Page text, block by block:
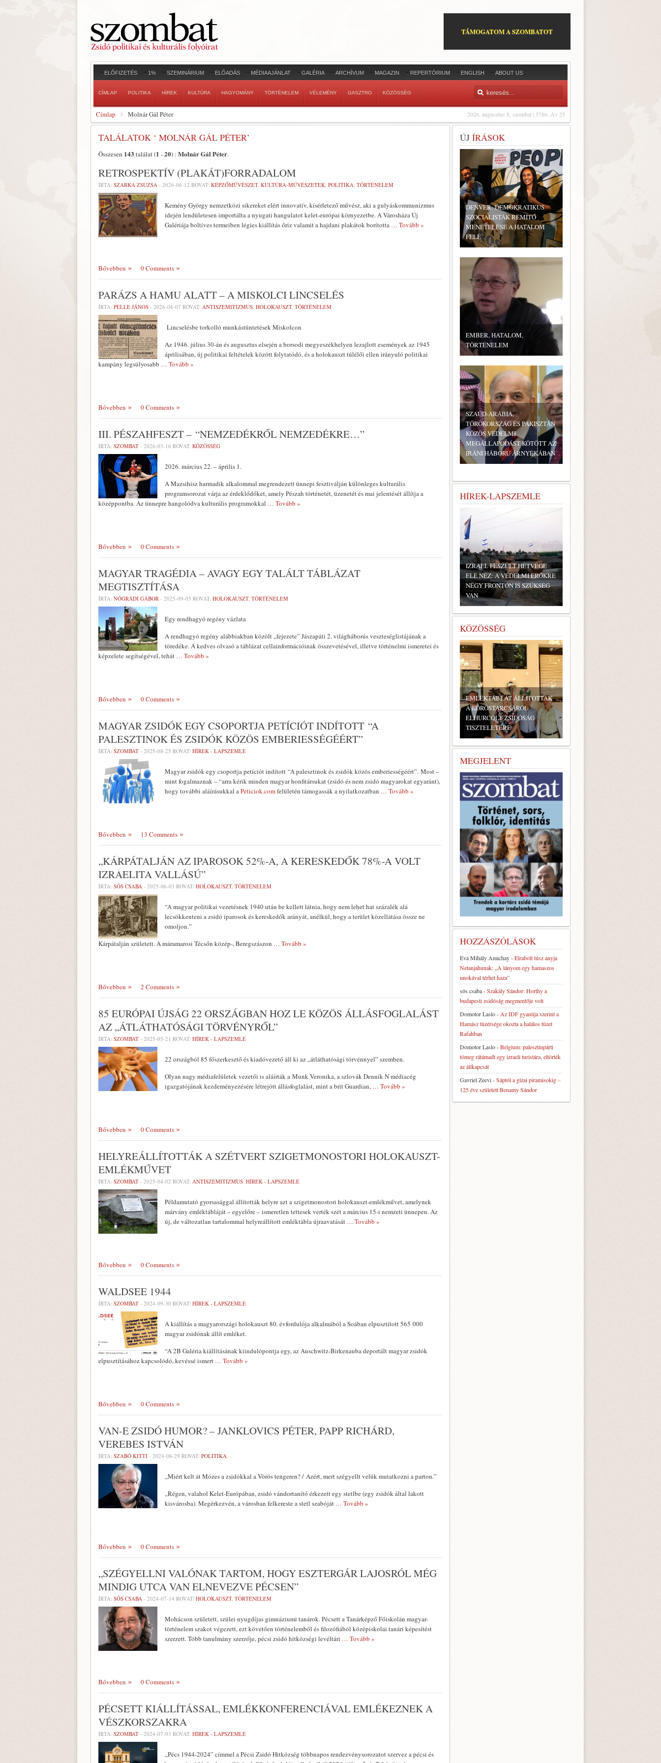
TÁMOGATOM A SZOMBATOT
ELŐFIZETÉS 1% SZEMINÁRIUM ELŐADÁS MÉDIAAJÁNLAT GALÉRIA ARCHÍVUM MAGAZIN REPERTÓRIUM ENGLISH ABOUT US
CÍMLAP POLITIKA HÍREK KULTÚRA HAGYOMÁNY TÖRTÉNELEM VÉLEMÉNY GASZTRO KÖZÖSSÉG
2026. augusztus 8, szombat | 5786. Áv 25
Címlap Molnár Gál Péter
TALÁLATOK ‘ MOLNÁR GÁL PÉTER’
Összesen 143 találat (1 -20) : Molnár Gál Péter.
RETROSPEKTÍV (PLAKÁT)FORRADALOM
ÍRTA: SZARKA ZSUZSA - 2026-06-12 ROVAT: KÉPZŐMŰVÉSZET, KULTÚRA-MŰVÉSZETEK, POLITIKA, TÖRTÉNELEM
Kemény György nemzetközi sikereket elért innovatív, kísérletező művész, aki a gulyáskommunizmus
idején lendületesen importálta a nyugati hangulatot kelet-európai környezetbe. A Városháza Új
Galériája boltíves termeiben légies kiállítás őriz valamit a hajdani plakátok borította … Tovább »
Bővebben 0 Comments
PARÁZS A HAMU ALATT – A MISKOLCI LINCSELÉS
ÍRTA: PELLE JÁNOS - 2026-04-07 ROVAT: ANTISZEMITIZMUS, HOLOKAUSZT, TÖRTÉNELEM
Lincselésbe torkolló munkástüntetések Miskolcon
Az 1946. július 30-án és augusztus elsején a borsodi megyeszékhelyen lezajlott események az 1945
áprilisában, új politikai feltételek között folytatódó, és a holokauszt túlélői ellen irányuló politikai
kampány legsúlyosabb … Tovább »
Bővebben 0 Comments
III. PÉSZAHFESZT – “NEMZEDÉKRŐL NEMZEDÉKRE…”
ÍRTA: SZOMBAT - 2026-03-16 ROVAT: KÖZÖSSÉG
2026. március 22. – április 1.
A Mazsihisz harmadik alkalommal megrendezett ünnepi fesztiválján különleges kulturális
programsorozat várja az érdeklődőket, amely Pészah történetét, üzenetét és mai jelentését állítja a
középpontba. Az ünnepre hangolódva kulturális programokkal … Tovább »
Bővebben 0 Comments
MAGYAR TRAGÉDIA – AVAGY EGY TALÁLT TÁBLÁZAT
MEGTISZTÍTÁSA
ÍRTA: NÓGRÁDI GÁBOR - 2025-09-05 ROVAT: HOLOKAUSZT, TÖRTÉNELEM
Egy rendhagyó regény vázlata
A rendhagyó regény alábbiakban közölt „fejezete” Jászapáti 2. világháborús veszteséglistájának a
töredéke. A kedves olvasó a táblázat cellainformációinak összevetésével, illetve történelmi ismeretei és
képzelete segítségével, tehát … Tovább »
Bővebben 0 Comments
MAGYAR ZSIDÓK EGY CSOPORTJA PETÍCIÓT INDÍTOTT “A
PALESZTINOK ÉS ZSIDÓK KÖZÖS EMBERIESSÉGÉÉRT”
ÍRTA: SZOMBAT - 2025-08-25 ROVAT: HÍREK - LAPSZEMLE
Magyar zsidók egy csoportja petíciót indított “A palesztinok és zsidók közös emberiességéért”. Most –
mint fogalmaznak – “arra kérik minden magyar honfitársukat (zsidó és nem zsidó magyarokat egyaránt),
hogy további aláírásukkal aPeticiok.comfelületén támogassák a nyilatkozatban … Tovább »
Bővebben 13 Comments
„KÁRPÁTALJÁN AZ IPAROSOK 52%-A, A KERESKEDŐK 78%-A VOLT
IZRAELITA VALLÁSÚ”
ÍRTA: SÓS CSABA - 2025-06-03 ROVAT: HOLOKAUSZT, TÖRTÉNELEM
“A magyar politikai vezetésnek 1940 után be kellett látnia, hogy nem lehet hat százalék alá
lecsökkenteni a zsidó iparosok és kereskedők arányát, anélkül, hogy a terület közellátása össze ne
omoljon.”
Kárpátalján született. A máramarosi Técsőn közép-, Beregszászon … Tovább »
Bővebben 2 Comments
85 EURÓPAI ÚJSÁG 22 ORSZÁGBAN HOZ LE KÖZÖS ÁLLÁSFOGLALÁST
AZ „ÁTLÁTHATÓSÁGI TÖRVÉNYRŐL”
ÍRTA: SZOMBAT - 2025-05-21 ROVAT: HÍREK - LAPSZEMLE
22 országból 85 főszerkesztő és kiadóvezető áll ki az „átláthatósági törvénnyel” szemben.
Olyan nagy médiafelületek vezetői is aláírták a Munk Veronika, a szlovák Denník N médiacég
igazgatójának kezdeményezésére létrejött állásfoglalást, mint a brit Guardian, … Tovább »
Bővebben 0 Comments
HELYREÁLLÍTOTTÁK A SZÉTVERT SZIGETMONOSTORI HOLOKAUSZT-
EMLÉKMŰVET
ÍRTA: SZOMBAT - 2025-04-02 ROVAT: ANTISZEMITIZMUS, HÍREK - LAPSZEMLE
Példamutató gyorsasággal állították helyre azt a szigetmonostori holokauszt-emlékművet, amelynek
márvány emléktábláját – egyelőre – ismeretlen tettesek verték szét a március 15-i nemzeti ünnepen. Az
új, de változatlan tartalommal helyreállított emléktábla újraavatását … Tovább »
Bővebben 0 Comments
WALDSEE 1944
ÍRTA: SZOMBAT - 2024-09-30 ROVAT: HÍREK - LAPSZEMLE
A kiállítás a magyarországi holokauszt 80. évfordulója alkalmából a Soában elpusztított 565 000
magyar zsidónak állít emléket.
“A 2B Galéria kiállításának kiindulópontja egy, az Auschwitz-Birkenauba deportált magyar zsidók
elpusztításához kapcsolódó, kevéssé ismert … Tovább »
Bővebben 0 Comments
VAN-E ZSIDÓ HUMOR? – JANKLOVICS PÉTER, PAPP RICHÁRD,
VEREBES ISTVÁN
ÍRTA: SZABÓ KITTI - 2024-08-29 ROVAT: POLITIKA
„Miért kelt át Mózes a zsidókkal a Vörös tengeren? / Azért, mert szégyellt velük mutatkozni a parton.”
„Régen, valahol Kelet-Európában, zsidó vándortanító érkezett egy stetlbe (egy zsidók által lakott
kisvárosba). Megérkezvén, a városban felkereste a stetl szabóját … Tovább »
Bővebben 0 Comments
„SZÉGYELLNI VALÓNAK TARTOM, HOGY ESZTERGÁR LAJOSRÓL MÉG
MINDIG UTCA VAN ELNEVEZVE PÉCSEN”
ÍRTA: SÓS CSABA - 2024-07-14 ROVAT: HOLOKAUSZT, TÖRTÉNELEM
Mohácson született, szülei nyugdíjas gimnáziumi tanárok. Pécsett a Tanárképző Főiskolán magyar-
történelem szakot végezett, ezt követően történelemből és filozófiából középiskolai tanári képesítést
szerzett. Több tanulmány szerzője, pécsi zsidó hitközségi levéltári … Tovább »
Bővebben 0 Comments
PÉCSETT KIÁLLÍTÁSSAL, EMLÉKKONFERENCIÁVAL EMLÉKEZNEK A
VÉSZKORSZAKRA
ÍRTA: SZOMBAT - 2024-07-03 ROVAT: HÍREK - LAPSZEMLE
„Pécs 1944-2024” címmel a Pécsi Zsidó Hitközség többnapos rendezvénysorozatot szervez a pécsi és
ÚJ ÍRÁSOK
DENVER: DEMOKRATIKUS
SZOCIALISTÁK RÉMÍTŐ
MENETELÉSE A HATALOM
FELÉ
EMBER, HATALOM,
TÖRTÉNELEM
SZAÚD-ARÁBIA,
TÖRÖKORSZÁG ÉS PAKISZTÁN
KÖZÖS VÉDELMI
MEGÁLLAPODÁST KÖTÖTT AZ
IRÁNI HÁBORÚ ÁRNYÉKÁBAN
HÍREK-LAPSZEMLE
IZRAEL FESZÜLT HÉTVÉGE
ELÉ NÉZ: A VÉDELMI ERŐKRE
NÉGY FRONTON IS SZÜKSÉG
VAN
KÖZÖSSÉG
EMLÉKTÁBLÁT ÁLLÍTOTTAK
A KÖRÖSTARCSÁRÓL
ELHURCOLT ZSIDÓSÁG
TISZTELETÉRE
MEGJELENT
HOZZÁSZÓLÁSOK
Eva Mihály Amichay-Elrabolt túsz anyja
Netanjahunak: „A lányom egy hamaszos
unokával térhet haza”
sós csaba-Szakály Sándor: Horthy a
budapesti zsidóság megmentője volt
Domotor Laslo- Az IDF gyanúja szerint a
Hamász tüzérsége okozta a halálos tüzet
Rafahban
Domotor Laslo-Belgium: palesztinpárti
tömeg rátámadt egy izraeli turistára, eltörték
az állkapcsát
Gavriel Zeevi-Sáptól a gízai piramisokig –
125 éve született Benamy Sándor